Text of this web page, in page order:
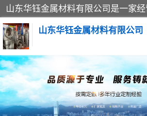
山东华钰金属材料有限公司
不锈钢管 激光切
管件标准件 不锈钢